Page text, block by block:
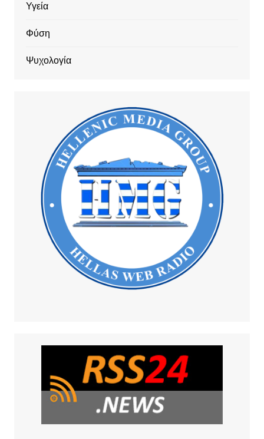
Υγεία
Φύση
Ψυχολογία